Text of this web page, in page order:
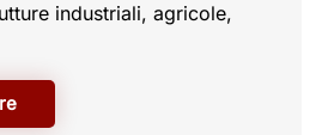
industriali, agricole,